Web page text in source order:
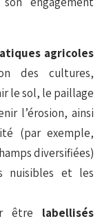
agricoles
des cultures,
le sol, le paillage
l’érosion, ainsi
(par exemple,
diversifiées)
nuisibles et les
être labellisés